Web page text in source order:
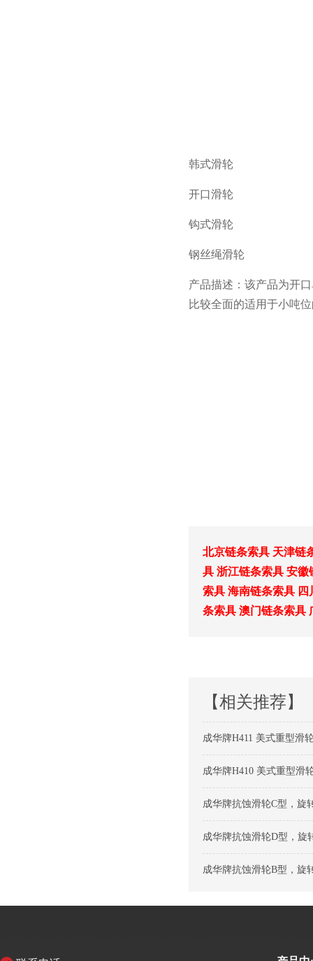
韩式滑轮
开口滑轮
钩式滑轮
钢丝绳滑轮
产品描述：该产品为开
比较全面的适用于小吨
北京链条索具 天津链
具 浙江链条索具 安徽
索具 海南链条索具 四
条索具 澳门链条索具
【相关推荐】
成华牌H411 美式重型滑
成华牌H410 美式重型滑
成华牌抗蚀滑轮C型，旋
成华牌抗蚀滑轮D型，旋
成华牌抗蚀滑轮B型，旋